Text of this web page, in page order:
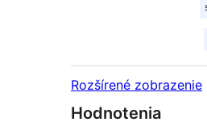
Rozšírené zobrazenie
Hodnotenia